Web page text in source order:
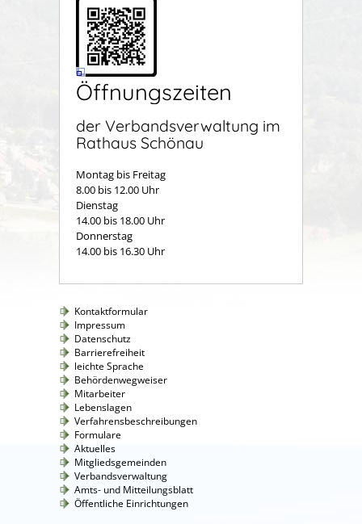
Öffnungszeiten
der Verbandsverwaltung im
Rathaus Schönau
Montag bis Freitag
8.00 bis 12.00 Uhr
Dienstag
14.00 bis 18.00 Uhr
Donnerstag
14.00 bis 16.30 Uhr
Kontaktformular
Impressum
Datenschutz
Barrierefreiheit
leichte Sprache
Behördenwegweiser
Mitarbeiter
Lebenslagen
Verfahrensbeschreibungen
Formulare
Aktuelles
Mitgliedsgemeinden
Verbandsverwaltung
Amts- und Mitteilungsblatt
Öffentliche Einrichtungen